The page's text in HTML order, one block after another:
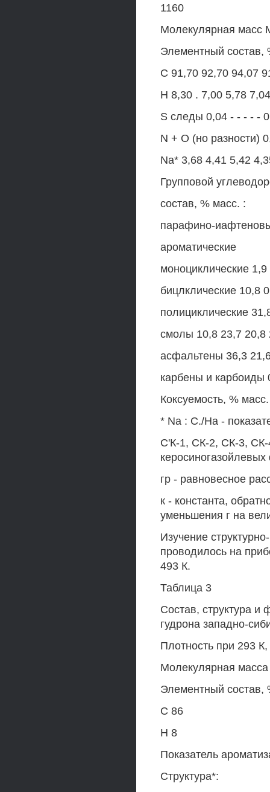
1160
Молекулярная масс
Элементный состав,
С 91,70 92,70 94,07
Н 8,30 . 7,00 5,78
S следы 0,04 - - - - -
N + О (но разности)
Na* 3,68 4,41 5,42
Групповой
состав, % масс. :
парафино-
ароматические
моноциклические
бицлклические 10,8
полициклические
смолы 10,8 23,7 20,8
асфальтены 36,3
карбены и карбоиды
Коксуемость, %
* Na : С./На -
С'К-1, СК-2, СК-3,
гр - равновесное
к - константа,
уменьшения г на
Изучение
проводилось на
493 К.
Таблица 3
Состав, структура и
гудрона западно-
Плотность при 293 К,
Молекулярная
Элементный состав,
С 86
Н 8
Показатель
Структура*: